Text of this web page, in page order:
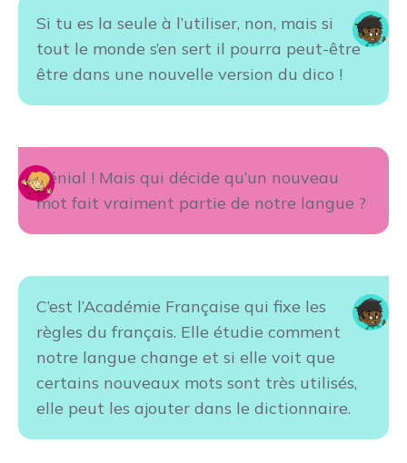
Si tu es la seule à l’utiliser, non, mais si
tout le monde s’en sert il pourra peut-être
être dans une nouvelle version du dico !
Génial ! Mais qui décide qu’un nouveau
mot fait vraiment partie de notre langue ?
C’est l’Académie Française qui fixe les
règles du français. Elle étudie comment
notre langue change et si elle voit que
certains nouveaux mots sont très utilisés,
elle peut les ajouter dans le dictionnaire.